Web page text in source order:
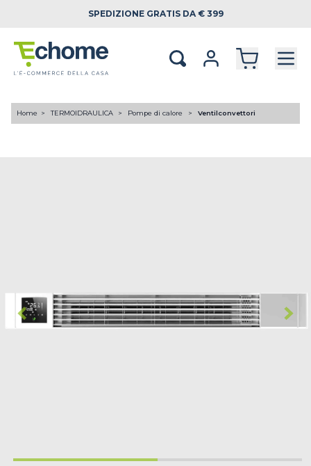
SPEDIZIONE GRATIS DA € 399
Home TERMOIDRAULICA Pompe di calore Ventilconvettori